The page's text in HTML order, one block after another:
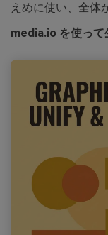
えめに使い、全体
media.io を使って